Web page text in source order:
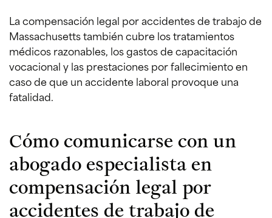
La compensación legal por accidentes de trabajo de
Massachusetts también cubre los tratamientos
médicos razonables, los gastos de capacitación
vocacional y las prestaciones por fallecimiento en
caso de que un accidente laboral provoque una
fatalidad.
Cómo comunicarse con un
abogado especialista en
compensación legal por
accidentes de trabajo de